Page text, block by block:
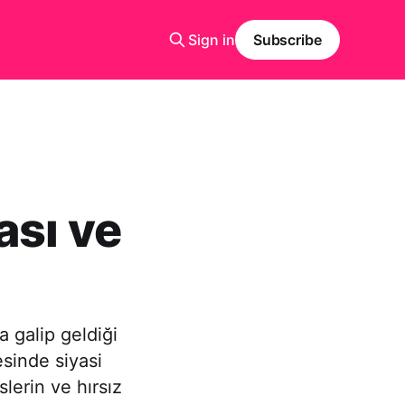
Sign in Subscribe
ve
galip geldiği
siyasi
ve hırsız